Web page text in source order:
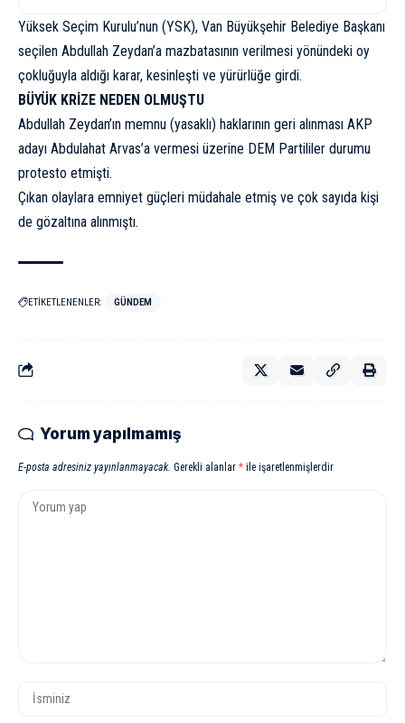
Yüksek Seçim Kurulu’nun (YSK), Van Büyükşehir Belediye Başkanı
seçilen Abdullah Zeydan’a mazbatasının verilmesi yönündeki oy
çokluğuyla aldığı karar, kesinleşti ve yürürlüğe girdi.
BÜYÜK KRİZE NEDEN OLMUŞTU
Abdullah Zeydan’ın memnu (yasaklı) haklarının geri alınması AKP
adayı Abdulahat Arvas’a vermesi üzerine DEM Partililer durumu
protesto etmişti.
Çıkan olaylara emniyet güçleri müdahale etmiş ve çok sayıda kişi
de gözaltına alınmıştı.
ETİKETLENENLER: GÜNDEM
Yorum yapılmamış
E-posta adresiniz yayınlanmayacak. Gerekli alanlar * ile işaretlenmişlerdir